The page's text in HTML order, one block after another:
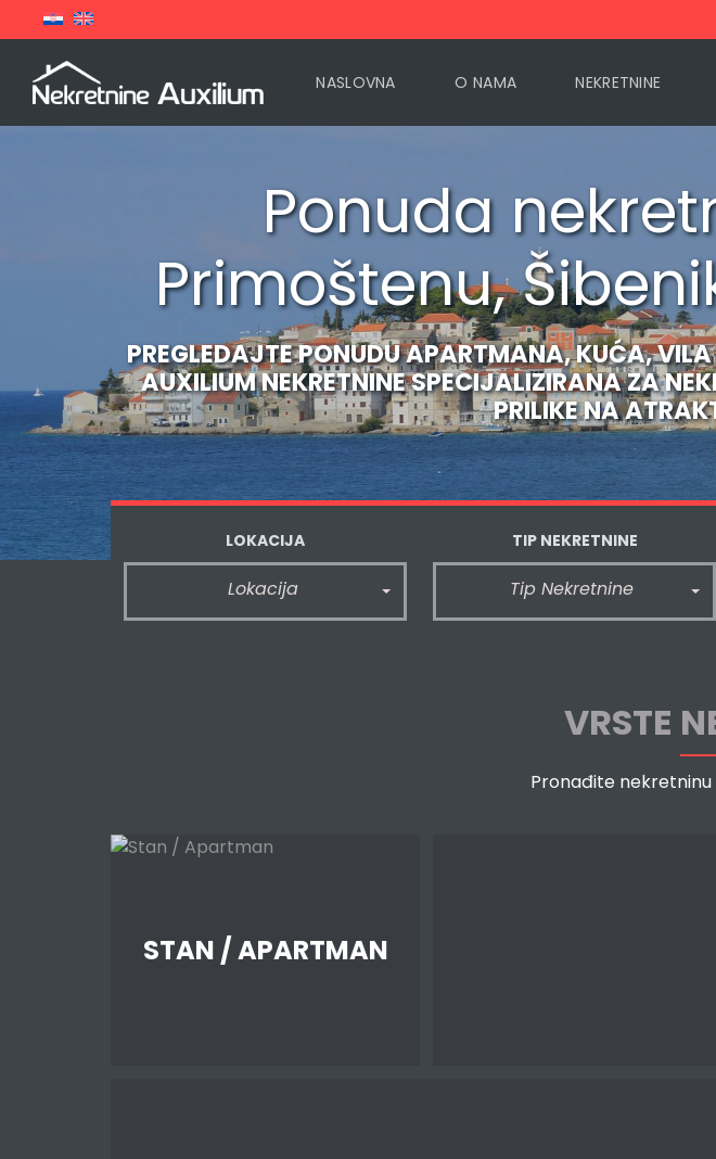
NASLOVNA O NAMA NEKRETNINE
Ponuda
Primoštenu,
PREGLEDAJTE PONUDU APARTMANA, KUĆA,
AUXILIUM NEKRETNINE SPECIJALIZIRANA ZA
PRILIKE NA
LOKACIJA
Lokacija
TIP NEKRETNINE
Tip Nekretnine
VRSTE
Pronađite
STAN / APARTMAN